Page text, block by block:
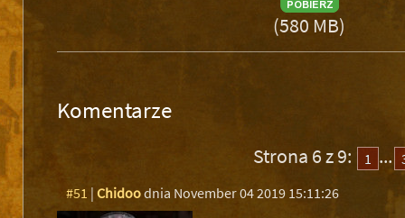
(580 MB)
Komentarze
Strona 6 z 9: 1 ...
#51 | Chidoodnia November 04 2019 15:11:26